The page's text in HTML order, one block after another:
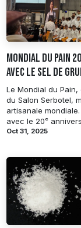
Mondial du Pain
avec le sel de
Le Mondial du
du Salon Serbotel,
artisanale
avec le 20ᵉ
Oct 31, 2025